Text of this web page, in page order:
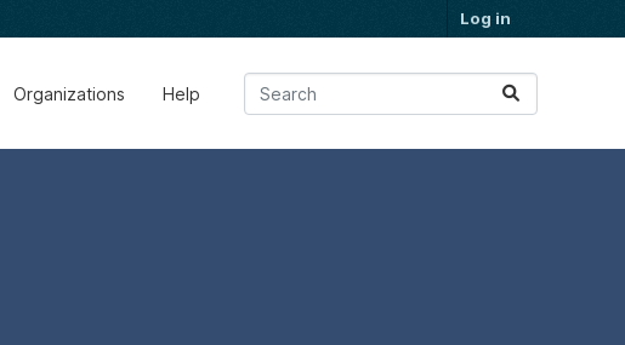
Log in
Organizations Help